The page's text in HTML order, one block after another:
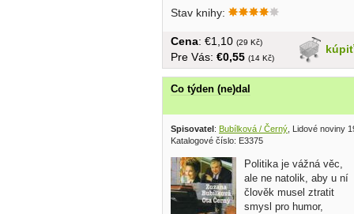
Stav knihy:
kúpiť
Cena: €1,10 (29 Kč)
Pre Vás: €0,55 (14 Kč)
Co týden (ne)dal
Spisovatel : Bubílková / Černý , Lidové noviny
Katalogové číslo: E3375
Politika je vážná věc,
ale ne natolik, aby u ní
člověk musel ztratit
smysl pro humor,